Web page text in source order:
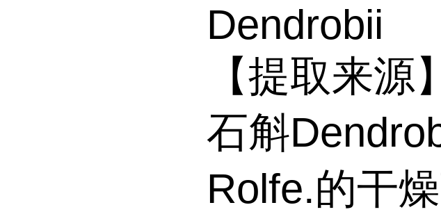
Dendrobii
【提取来
石斛
Rolfe.的干